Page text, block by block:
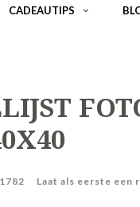
CADEAUTIPS
Laat als eerste een